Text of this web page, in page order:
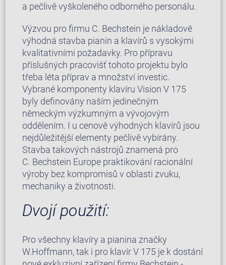
a pečlivě vyškoleného odborného personálu.
Výzvou pro firmu C. Bechstein je nákladově
výhodná stavba pianin a klavírů s vysokými
kvalitativními požadavky. Pro přípravu
příslušných pracovišť tohoto projektu bylo
třeba léta příprav a množství investic.
Vybrané komponenty klavíru Vision V 175
byly definovány naším jedinečným
německým výzkumným a vývojovým
oddělením. I u cenově výhodných klavírů jsou
nejdůležitější elementy pečlivě vybírány.
Stavba takových nástrojů znamená pro
C. Bechstein Europe praktikování racionální
výroby bez kompromisů v oblasti zvuku,
mechaniky a životnosti.
Dvojí použití:
Pro všechny klavíry a pianina značky
W.Hoffmann, tak i pro klavír V 175 je k dostání